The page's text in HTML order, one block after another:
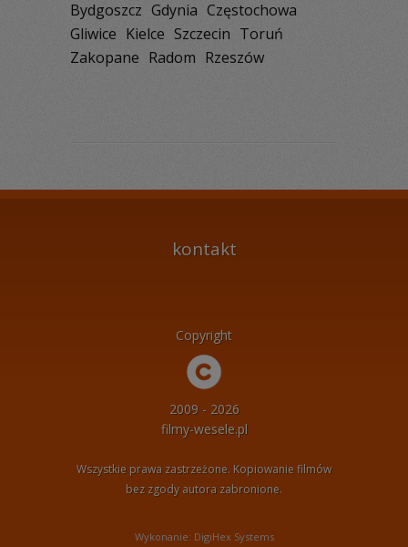
Bydgoszcz Gdynia Częstochowa
Gliwice Kielce Szczecin Toruń
Zakopane Radom Rzeszów
kontakt
Copyright
2009 - 2026
filmy-wesele.pl
Wszystkie prawa zastrzeżone. Kopiowanie filmów
bez zgody autora zabronione.
Wykonanie: DigiHex Systems